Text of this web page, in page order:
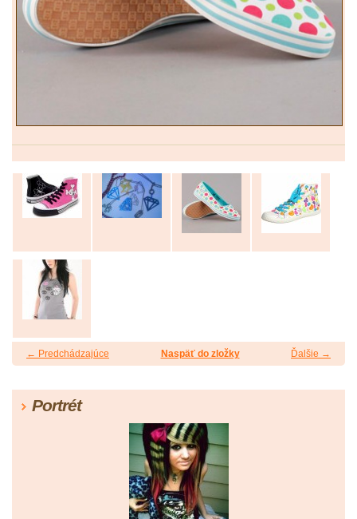
← Predchádzajúce Ďalšie →
Naspäť do zložky
Portrét